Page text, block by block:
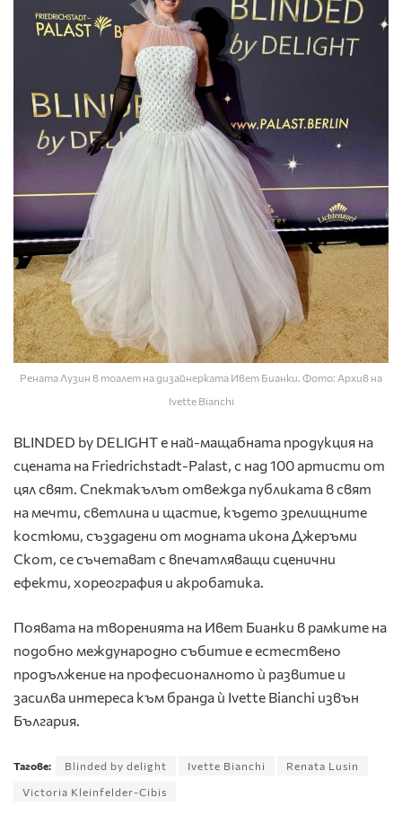
Рената Лузин в тоалет на дизайнерката Ивет Бианки. Фото: Архив на
Ivette Bianchi
BLINDED by DELIGHT е най-мащабната продукция на
сцената на Friedrichstadt-Palast, с над 100 артисти от
цял свят. Спектакълът отвежда публиката в свят
на мечти, светлина и щастие, където зрелищните
костюми, създадени от модната икона Джеръми
Скот, се съчетават с впечатляващи сценични
ефекти, хореография и акробатика.
Появата на творенията на Ивет Бианки в рамките на
подобно международно събитие е естествено
продължение на професионалното ѝ развитие и
засилва интереса към бранда ѝ Ivette Bianchi извън
България.
Тагове: Blinded by delight Ivette Bianchi Renata Lusin
Victoria Kleinfelder-Cibis